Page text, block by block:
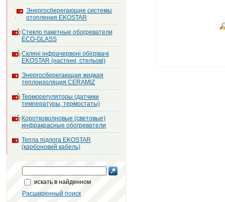
Энергосберегающие системы
отопления EKOSTAR
Стекло пакетные обогреватели
ECO-GLASS
Скляні інфрачервоні обігрівачі
EKOSTAR (настінні, стельові)
Энергосберегающая жидкая
теплоизоляция CERAMIZ
Терморегуляторы (датчики
температуры, термостаты)
Коротковолновые (световые)
инфракрасные обогреватели
Тепла підлога EKOSTAR
(карбоновий кабель)
искать в найденном
Расширенный поиск